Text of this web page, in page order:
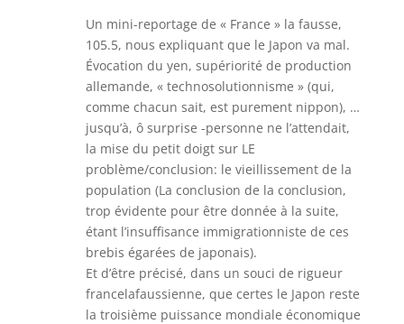
Un mini-reportage de « France » la fausse,
105.5, nous expliquant que le Japon va mal.
Évocation du yen, supériorité de production
allemande, « technosolutionnisme » (qui,
comme chacun sait, est purement nippon), …
jusqu’à, ô surprise -personne ne l’attendait,
la mise du petit doigt sur LE
problème/conclusion: le vieillissement de la
population (La conclusion de la conclusion,
trop évidente pour être donnée à la suite,
étant l’insuffisance immigrationniste de ces
brebis égarées de japonais).
Et d’être précisé, dans un souci de rigueur
francelafaussienne, que certes le Japon reste
la troisième puissance mondiale économique